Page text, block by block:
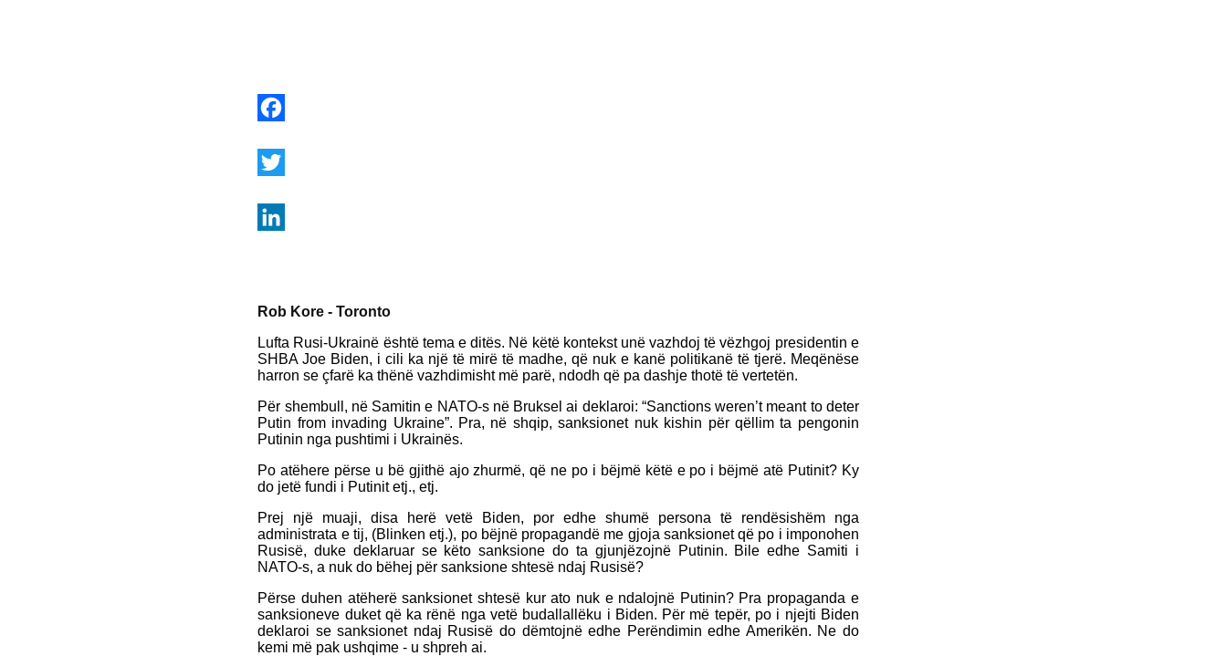
Rob Kore - Toronto
Lufta Rusi-Ukrainë është tema e ditës. Në këtë kontekst unë vazhdoj të vëzhgoj presidentin e
SHBA Joe Biden, i cili ka një të mirë të madhe, që nuk e kanë politikanë të tjerë. Meqënëse
harron se çfarë ka thënë vazhdimisht më parë, ndodh që pa dashje thotë të vertetën.
Për shembull, në Samitin e NATO-s në Bruksel ai deklaroi: “Sanctions weren’t meant to deter
Putin from invading Ukraine”. Pra, në shqip, sanksionet nuk kishin për qëllim ta pengonin
Putinin nga pushtimi i Ukrainës.
Po atëhere përse u bë gjithë ajo zhurmë, që ne po i bëjmë këtë e po i bëjmë atë Putinit? Ky
do jetë fundi i Putinit etj., etj.
Prej një muaji, disa herë vetë Biden, por edhe shumë persona të rendësishëm nga
administrata e tij, (Blinken etj.), po bëjnë propagandë me gjoja sanksionet që po i imponohen
Rusisë, duke deklaruar se këto sanksione do ta gjunjëzojnë Putinin. Bile edhe Samiti i
NATO-s, a nuk do bëhej për sanksione shtesë ndaj Rusisë?
Përse duhen atëherë sanksionet shtesë kur ato nuk e ndalojnë Putinin? Pra propaganda e
sanksioneve duket që ka rënë nga vetë budallallëku i Biden. Për më tepër, po i njejti Biden
deklaroi se sanksionet ndaj Rusisë do dëmtojnë edhe Perëndimin edhe Amerikën. Ne do
kemi më pak ushqime - u shpreh ai.